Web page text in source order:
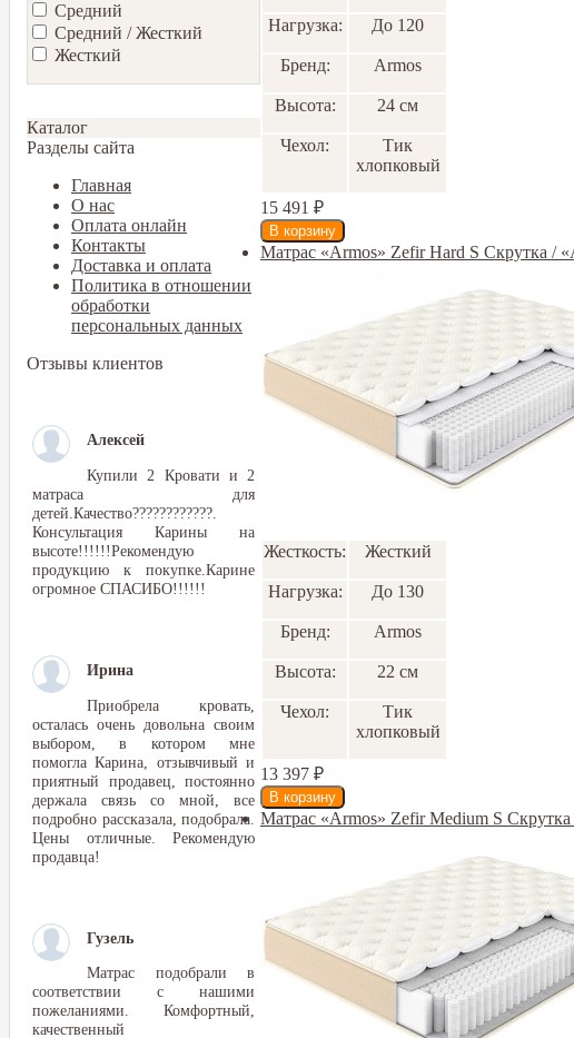
Средний
Средний / Жесткий
Жесткий
Каталог
Разделы сайта
Главная
О нас
Оплата онлайн
Контакты
Доставка и оплата
Политика в отношении
обработки
персональных данных
Отзывы клиентов
Алексей
Купили 2 Кровати и 2
матраса для
детей.Качество????????????.
Консультация Карины на
высоте!!!!!!Рекомендую
продукцию к покупке.Карине
огромное СПАСИБО!!!!!!
Ирина
Приобрела кровать,
осталась очень довольна своим
выбором, в котором мне
помогла Карина, отзывчивый и
приятный продавец, постоянно
держала связь со мной, все
подробно рассказала, подобрала.
Цены отличные. Рекомендую
продавца!
Гузель
Матрас подобрали в
соответствии с нашими
пожеланиями. Комфортный,
качественный
Нагрузка: До 120
Бренд: Armos
Высота: 24 см
Чехол:
Тик
хлопковый
15 491 ₽
Матрас «Armos» Zefir Hard S Скрутка /
Жесткость: Жесткий
Нагрузка: До 130
Бренд: Armos
Высота: 22 см
Чехол:
Тик
хлопковый
13 397 ₽
Матрас «Armos» Zefir Medium S